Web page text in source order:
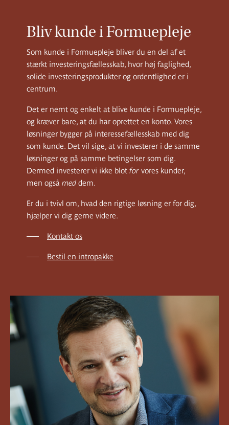
Bliv kunde i Formuepleje
Som kunde i Formuepleje bliver du en del af et
stærkt investeringsfællesskab, hvor høj faglighed,
solide investeringsprodukter og ordentlighed er i
centrum.
Det er nemt og enkelt at blive kunde i Formuepleje,
og kræver bare, at du har oprettet en konto. Vores
løsninger bygger på interessefællesskab med dig
som kunde. Det vil sige, at vi investerer i de samme
løsninger og på samme betingelser som dig.
Dermed investerer vi ikke blot for vores kunder,
men også med dem.
Er du i tvivl om, hvad den rigtige løsning er for dig,
hjælper vi dig gerne videre.
Kontakt os
Bestil en intropakke